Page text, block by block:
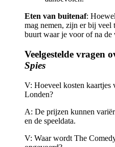
Eten van buitenaf:
mag nemen, zijn er bij veel
buurt waar je voor of na
Veelgestelde vragen
Spies
V: Hoeveel kosten
Londen?
A: De prijzen kunnen
en de speeldata.
V: Waar wordt The